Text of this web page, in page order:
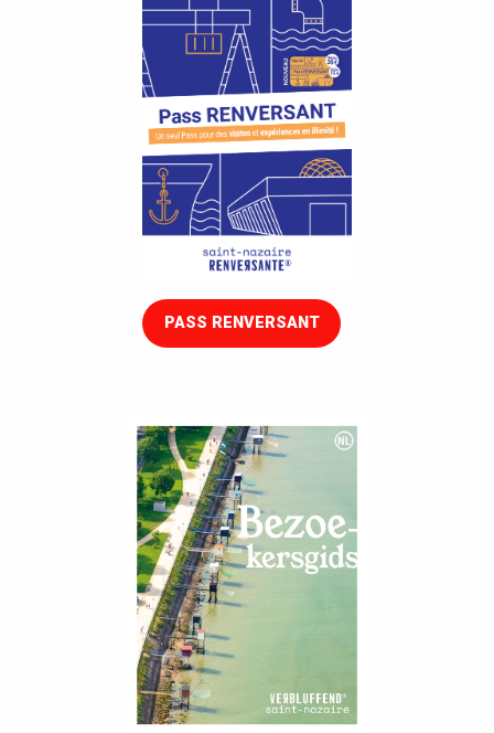
PASS RENVERSANT